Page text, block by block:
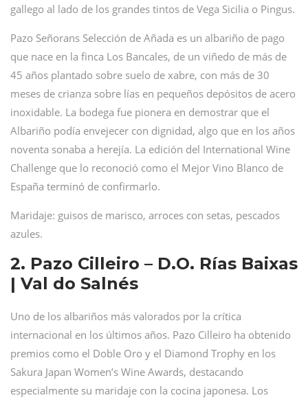
gallego al lado de los grandes tintos de Vega Sicilia o Pingus.
Pazo Señorans Selección de Añada es un albariño de pago
que nace en la finca Los Bancales, de un viñedo de más de
45 años plantado sobre suelo de xabre, con más de 30
meses de crianza sobre lías en pequeños depósitos de acero
inoxidable. La bodega fue pionera en demostrar que el
Albariño podía envejecer con dignidad, algo que en los años
noventa sonaba a herejía. La edición del International Wine
Challenge que lo reconoció como el Mejor Vino Blanco de
España terminó de confirmarlo.
Maridaje: guisos de marisco, arroces con setas, pescados
azules.
2. Pazo Cilleiro – D.O. Rías Baixas
| Val do Salnés
Uno de los albariños más valorados por la crítica
internacional en los últimos años. Pazo Cilleiro ha obtenido
premios como el Doble Oro y el Diamond Trophy en los
Sakura Japan Women’s Wine Awards, destacando
especialmente su maridaje con la cocina japonesa. Los